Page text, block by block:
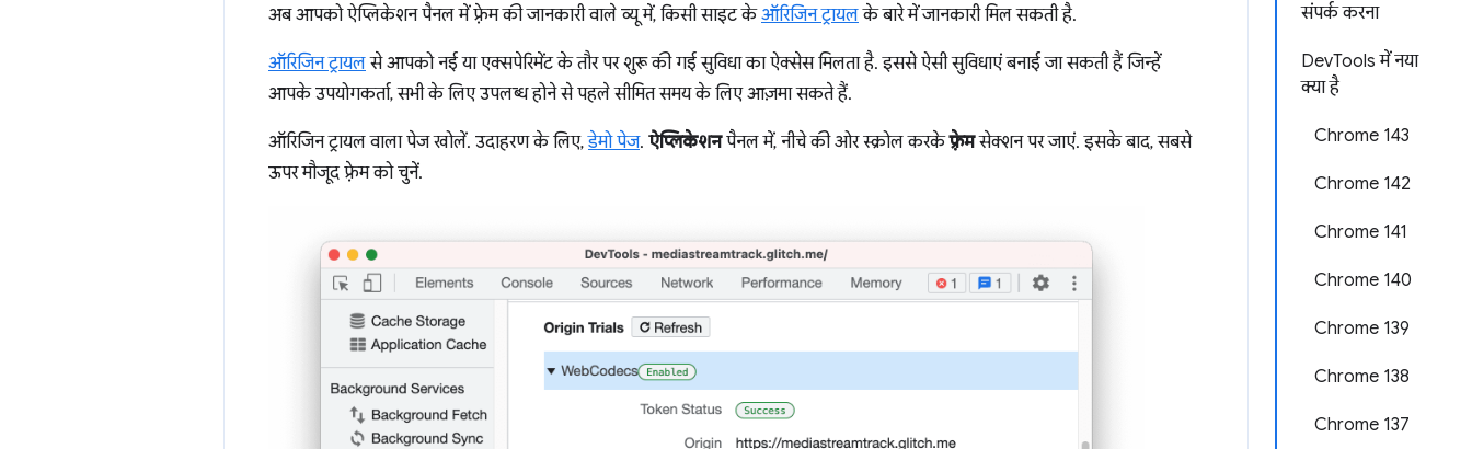
संपर्क करना
DevTools में नया
क्या है
Chrome 143
Chrome 142
Chrome 141
Chrome 140
Chrome 139
Chrome 138
Chrome 137
अब आपको ऐप्लिकेशन पैनल में फ़्रेम की जानकारी वाले व्यू में, किसी साइट केऑरिजिन ट्रायलके बारे में जानकारी मिल सकती है.
ऑरिजिन ट्रायलसे आपको नई या एक्सपेरिमेंट के तौर पर शुरू की गई सुविधा का ऐक्सेस मिलता है. इससे ऐसी सुविधाएं बनाई जा सकती हैं जिन्हें
आपके उपयोगकर्ता, सभी के लिए उपलब्ध होने से पहले सीमित समय के लिए आज़मा सकते हैं.
ऑरिजिन ट्रायल वाला पेज खोलें. उदाहरण के लिए,डेमो पेज. ऐप्लिकेशनपैनल में, नीचे की ओर स्क्रोल करकेफ़्रेमसेक्शन पर जाएं. इसके बाद, सबसे
ऊपर मौजूद फ़्रेम को चुनें.